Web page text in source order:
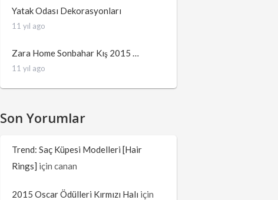
Yatak Odası Dekorasyonları
11 yıl ago
Zara Home Sonbahar Kış 2015 …
11 yıl ago
Son Yorumlar
Trend: Saç Küpesi Modelleri [Hair
Rings] için canan
2015 Oscar Ödülleri Kırmızı Halı için